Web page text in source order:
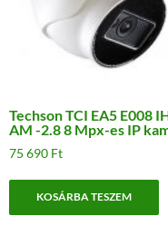
Techson TCI EA5 E008
AM -2.8 8 Mpx-es IP
75 690 Ft
KOSÁRBA TESZEM